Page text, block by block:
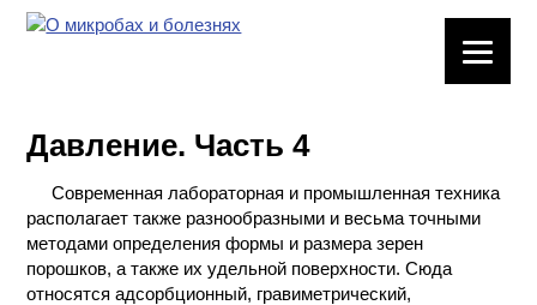
ХИМИЧЕСКАЯ
ВРЕДНЫЕ
ФАКТОРЫ
Давление. Часть 4
Современная лабораторная и промышленная техника
располагает также разнообразными и весьма точными
методами определения формы и размера зерен
порошков, а также их удельной поверхности. Сюда
относятся адсорбционный, гравиметрический,